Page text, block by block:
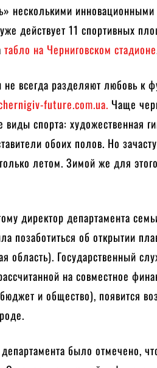
несколькими
действует 11 спортивных
табло на Черниговском стадионе
всегда разделяют любовь к
future.com.ua. Чаще
виды спорта: художественная
обоих полов. Но
летом. Зимой же для
директор департамента
позаботиться об открытии
область). Государственный
на совместное
и общество), появится
было отмечено,